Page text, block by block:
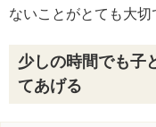
ないことがとても大切
少しの時間でも子
てあげる